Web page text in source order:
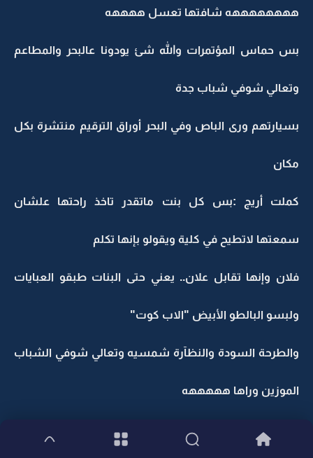
ههههههههه شافتها تعسل ههههه
بس حماس المؤتمرات والله شئ يودونا عالبحر والمطاعم
وتعالي شوفي شباب جدة
بسيارتهم ورى الباص وفي البحر أوراق الترقيم منتشرة بكل
مكان
كملت أريج :بس كل بنت ماتقدر تاخذ راحتها علشان
سمعتها لاتطيح في كلية ويقولو بإنها تكلم
فلان وإنها تقابل علان.. يعني حتى البنات طبقو العبايات
ولبسو البالطو الأبيض "الاب كوت"
والطرحة السودة والنظآرة شمسيه وتعالي شوفي الشباب
الموزين وراها هههههه